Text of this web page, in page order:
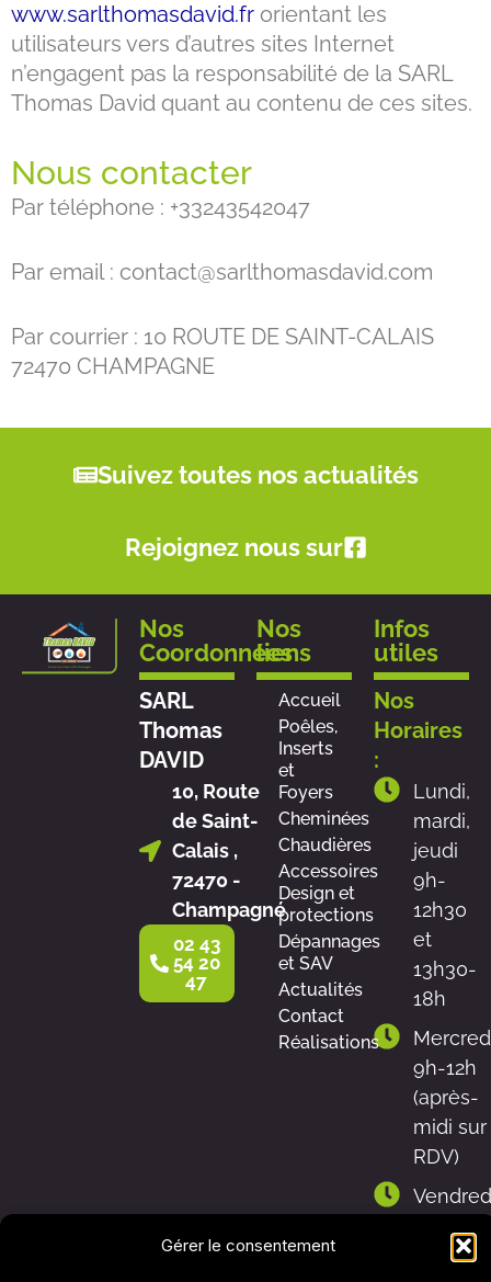
Gérer le consentement
www.sarlthomasdavid.fr orientant les
utilisateurs vers d’autres sites Internet
n’engagent pas la responsabilité de la SARL
Thomas David quant au contenu de ces sites.
Nous contacter
Par téléphone : +33243542047
Par email : contact@sarlthomasdavid.com
Par courrier : 10 ROUTE DE SAINT-CALAIS
72470 CHAMPAGNE
Suivez toutes nos actualités
Rejoignez nous sur
Nos
Coordonnées
SARL
Thomas
DAVID
10, Route
de Saint-
Calais ,
72470 -
Champagné
02 43
54 20
47
Nos
liens
Accueil
Poêles,
Inserts
et
Foyers
Cheminées
Chaudières
Accessoires
Design et
protections
Dépannages
et SAV
Actualités
Contact
Réalisations
Infos
utiles
Nos
Horaires
:
Lundi,
mardi,
jeudi
9h-
12h30
et
13h30-
18h
9h-12h
(après-
midi sur
RDV)
12h30 et